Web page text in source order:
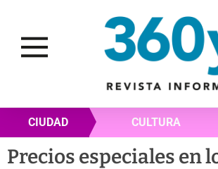
CIUDAD CULTURA
Precios especiales en